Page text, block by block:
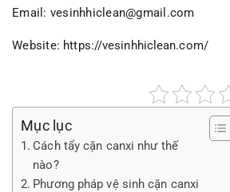
Email: vesinhhiclean@gmail.com
Website: https://vesinhhiclean.com/
Mục lục
Cách tẩy cặn canxi như thế
nào?
Phương pháp vệ sinh cặn canxi